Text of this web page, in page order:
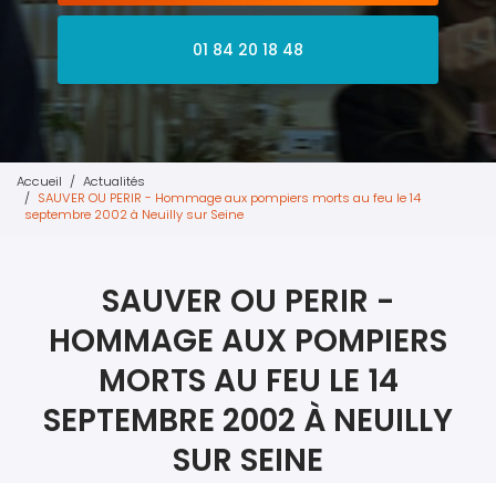
01 84 20 18 48
Accueil
Actualités
SAUVER OU PERIR - Hommage aux pompiers morts au feu le 14
septembre 2002 à Neuilly sur Seine
SAUVER OU PERIR -
HOMMAGE AUX POMPIERS
MORTS AU FEU LE 14
SEPTEMBRE 2002 À NEUILLY
SUR SEINE